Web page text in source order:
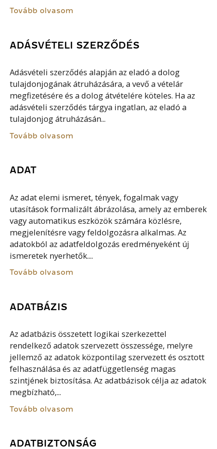
Tovább olvasom
ADÁSVÉTELI SZERZŐDÉS
Adásvételi szerződés alapján az eladó a dolog
tulajdonjogának átruházására, a vevő a vételár
megfizetésére és a dolog átvételére köteles. Ha az
adásvételi szerződés tárgya ingatlan, az eladó a
tulajdonjog átruházásán...
Tovább olvasom
ADAT
Az adat elemi ismeret, tények, fogalmak vagy
utasítások formalizált ábrázolása, amely az emberek
vagy automatikus eszközök számára közlésre,
megjelenítésre vagy feldolgozásra alkalmas. Az
adatokból az adatfeldolgozás eredményeként új
ismeretek nyerhetők....
Tovább olvasom
ADATBÁZIS
Az adatbázis összetett logikai szerkezettel
rendelkező adatok szervezett összessége, melyre
jellemző az adatok központilag szervezett és osztott
felhasználása és az adatfüggetlenség magas
szintjének biztosítása. Az adatbázisok célja az adatok
megbízható,...
Tovább olvasom
ADATBIZTONSÁG